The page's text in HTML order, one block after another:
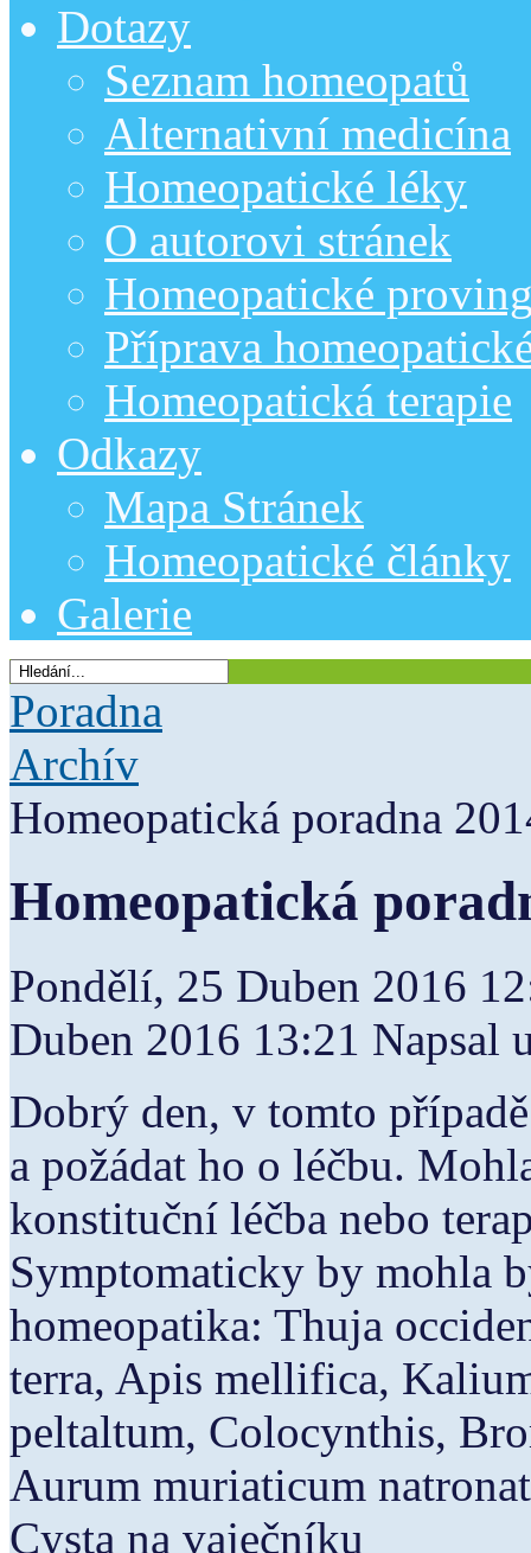
Dotazy
Seznam homeopatů
Alternativní medicína
Homeopatické léky
O autorovi stránek
Homeopatické
Příprava
Homeopatická terapie
Odkazy
Mapa Stránek
Homeopatické články
Galerie
Poradna
Archív
Homeopatická poradna
Homeopatická
Pondělí, 25 Duben 2016
Duben 2016 13:21 Napsal
Dobrý den, v tomto
a požádat ho o léčbu.
konstituční léčba nebo
Symptomaticky by mohla
homeopatika: Thuja
terra, Apis mellifica,
peltaltum, Colocynthis,
Aurum muriaticum
Cysta na vaječníku